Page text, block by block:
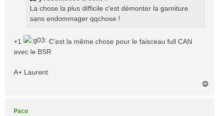
La chose la plus difficile c'est démonter la garniture
sans endommager qqchose !
+1
C'est la même chose pour le faisceau full CAN
avec le BSR
A+ Laurent
Paco